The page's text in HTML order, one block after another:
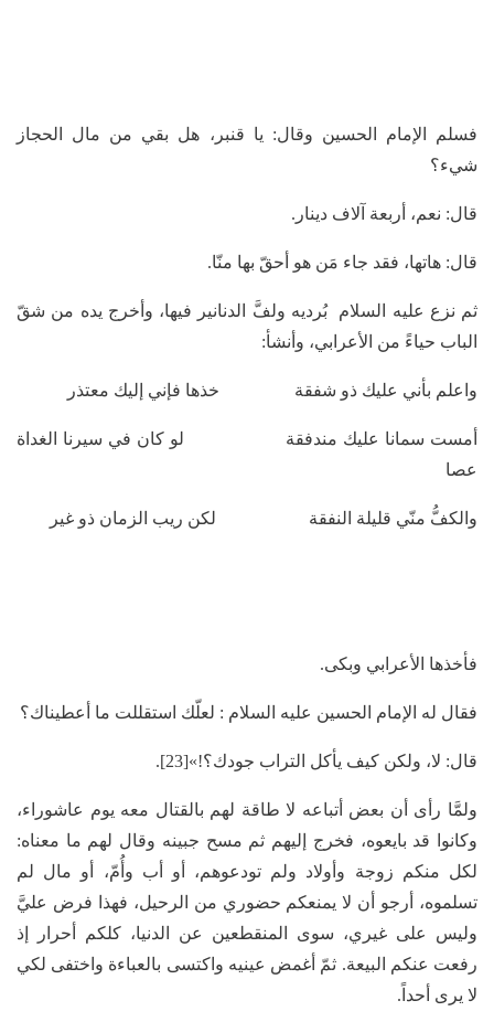
فسلم الإمام الحسين وقال: يا قنبر، هل بقي من مال الحجاز
شيء؟
قال: نعم، أربعة آلاف دينار.
قال: هاتها، فقد جاء مَن هو أحقّ بها منّا.
ثم نزع عليه السلام بُرديه ولفَّ الدنانير فيها، وأخرج يده من شقّ
الباب حياءً من الأعرابي، وأنشأ:
واعلم بأني عليك ذو شفقة خذها فإني إليك معتذر
أمست سمانا عليك مندفقة لو كان في سيرنا الغداة
عصا
والكفُّ منّي قليلة النفقة لكن ريب الزمان ذو غير
فأخذها الأعرابي وبكى.
فقال له الإمام الحسين عليه السلام : لعلّك استقللت ما أعطيناك؟
قال: لا، ولكن كيف يأكل التراب جودك؟!»[23].
ولمَّا رأى أن بعض أتباعه لا طاقة لهم بالقتال معه يوم عاشوراء،
وكانوا قد بايعوه، فخرج إليهم ثم مسح جبينه وقال لهم ما معناه:
لكل منكم زوجة وأولاد ولم تودعوهم، أو أب وأُمّ، أو مال لم
تسلموه، أرجو أن لا يمنعكم حضوري من الرحيل، فهذا فرض عليَّ
وليس على غيري، سوى المنقطعين عن الدنيا، كلكم أحرار إذ
رفعت عنكم البيعة. ثمّ أغمض عينيه واكتسى بالعباءة واختفى لكي
لا يرى أحداً.